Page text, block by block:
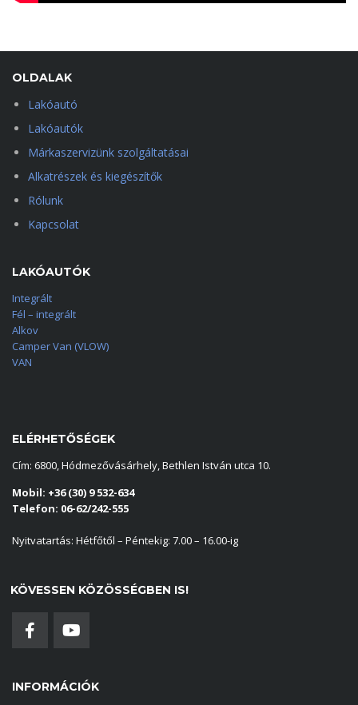
OLDALAK
Lakóautó
Lakóautók
Márkaszervizünk szolgáltatásai
Alkatrészek és kiegészítők
Rólunk
Kapcsolat
LAKÓAUTÓK
Integrált
Fél – integrált
Alkov
Camper Van (VLOW)
VAN
ELÉRHETŐSÉGEK
Cím: 6800, Hódmezővásárhely, Bethlen István utca 10.
Mobil: +36 (30) 9 532-634
Telefon: 06-62/242-555
Nyitvatartás: Hétfőtől – Péntekig: 7.00 – 16.00-ig
KÖVESSEN KÖZÖSSÉGBEN IS!
INFORMÁCIÓK